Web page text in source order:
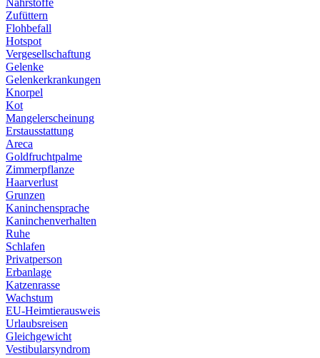
Nährstoffe
Zufüttern
Flohbefall
Hotspot
Vergesellschaftung
Gelenke
Gelenkerkrankungen
Knorpel
Kot
Mangelerscheinung
Erstausstattung
Areca
Goldfruchtpalme
Zimmerpflanze
Haarverlust
Grunzen
Kaninchensprache
Kaninchenverhalten
Ruhe
Schlafen
Privatperson
Erbanlage
Katzenrasse
Wachstum
EU-Heimtierausweis
Urlaubsreisen
Gleichgewicht
Vestibularsyndrom